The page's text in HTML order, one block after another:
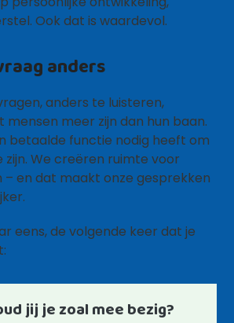
Ook dat is waardevol.
anders
anders te luisteren,
mensen meer zijn dan hun baan.
betaalde functie nodig heeft om
We creëren ruimte voor
en dat maakt onze gesprekken
eens, de volgende keer dat je
jij je zoal mee bezig?